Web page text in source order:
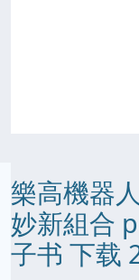
樂高機器
妙新組合
子书 下载